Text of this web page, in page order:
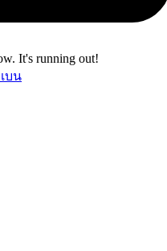
It's running out!
บน